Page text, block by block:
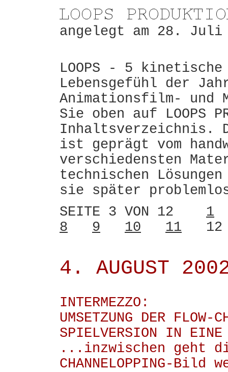
angelegt am 28. Juli
LOOPS - 5
Lebensgefühl der
Animationsfilm- und
Sie oben auf LOOPS
Inhaltsverzeichnis.
ist geprägt vom
verschiedensten
technischen
sie später
SEITE 3 VON 12 1
8
9 10 11 12
4. AUGUST
INTERMEZZO:
UMSETZUNG DER
SPIELVERSION IN EINE
...inzwischen geht
CHANNELOPPING-